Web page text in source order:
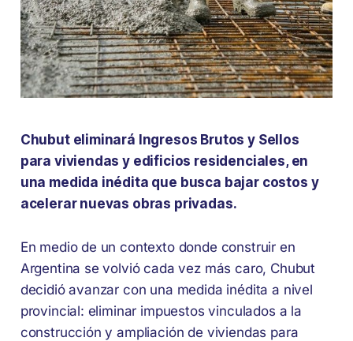
Chubut eliminará Ingresos Brutos y Sellos
para viviendas y edificios residenciales, en
una medida inédita que busca bajar costos y
acelerar nuevas obras privadas.
En medio de un contexto donde construir en
Argentina se volvió cada vez más caro, Chubut
decidió avanzar con una medida inédita a nivel
provincial: eliminar impuestos vinculados a la
construcción y ampliación de viviendas para